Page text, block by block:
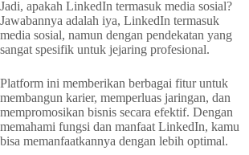
Jadi, apakah LinkedIn termasuk media sosial?
Jawabannya adalah iya, LinkedIn termasuk
media sosial, namun dengan pendekatan yang
sangat spesifik untuk jejaring profesional.
Platform ini memberikan berbagai fitur untuk
membangun karier, memperluas jaringan, dan
mempromosikan bisnis secara efektif. Dengan
memahami fungsi dan manfaat LinkedIn, kamu
bisa memanfaatkannya dengan lebih optimal.